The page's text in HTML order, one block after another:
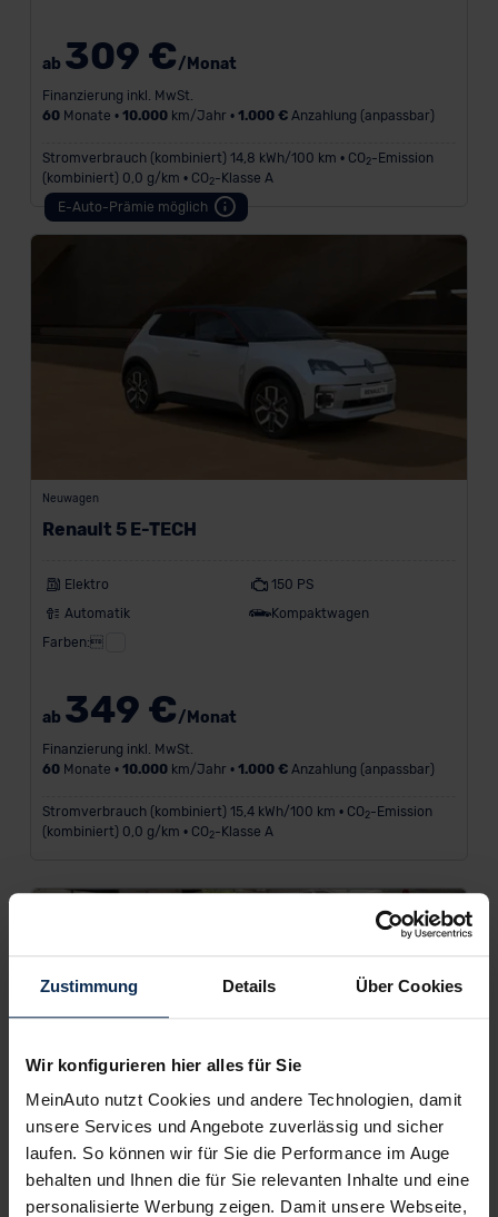
Zustimmung Details Über Cookies
Wir konfigurieren hier alles für Sie
MeinAuto nutzt Cookies und andere Technologien, damit
unsere Services und Angebote zuverlässig und sicher
laufen. So können wir für Sie die Performance im Auge
behalten und Ihnen die für Sie relevanten Inhalte und eine
personalisierte Werbung zeigen. Damit unsere Webseite,
ab 309 €/Monat
Finanzierung inkl. MwSt.
60Monate • 10.000km/Jahr • 1.000 €Anzahlung (anpassbar)
Stromverbrauch (kombiniert) 14,8 kWh/100 km • CO 2-Emission
(kombiniert) 0,0 g/km • CO 2-Klasse A
E-Auto-Prämie möglich
Neuwagen
Renault 5 E-TECH
Elektro
150 PS
Automatik
Kompaktwagen
Farben:
ab 349 €/Monat
Finanzierung inkl. MwSt.
60Monate • 10.000km/Jahr • 1.000 €Anzahlung (anpassbar)
Stromverbrauch (kombiniert) 15,4 kWh/100 km • CO2-Emission
(kombiniert) 0,0 g/km • CO2-Klasse A